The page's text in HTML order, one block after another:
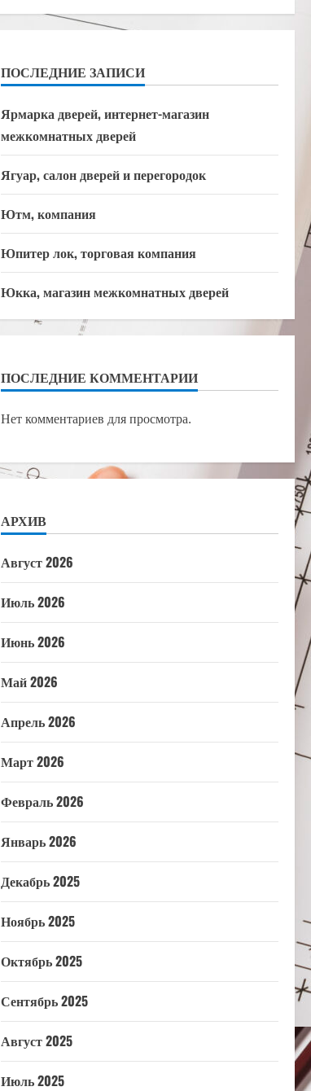
ПОСЛЕДНИЕ ЗАПИСИ
Ярмарка дверей, интернет-магазин
межкомнатных дверей
Ягуар, салон дверей и перегородок
Ютм, компания
Юпитер лок, торговая компания
Юкка, магазин межкомнатных дверей
ПОСЛЕДНИЕ КОММЕНТАРИИ
Нет комментариев для просмотра.
АРХИВ
Август 2026
Июль 2026
Июнь 2026
Май 2026
Апрель 2026
Март 2026
Февраль 2026
Январь 2026
Декабрь 2025
Ноябрь 2025
Октябрь 2025
Сентябрь 2025
Август 2025
Июль 2025